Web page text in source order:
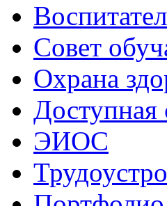
Совет
Охрана
Доступная
ЭИОС